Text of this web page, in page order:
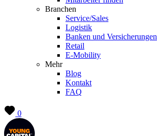
Branchen
Service/Sales
Logistik
Banken und Versicherungen
Retail
E-Mobility
Mehr
Blog
Kontakt
FAQ
0